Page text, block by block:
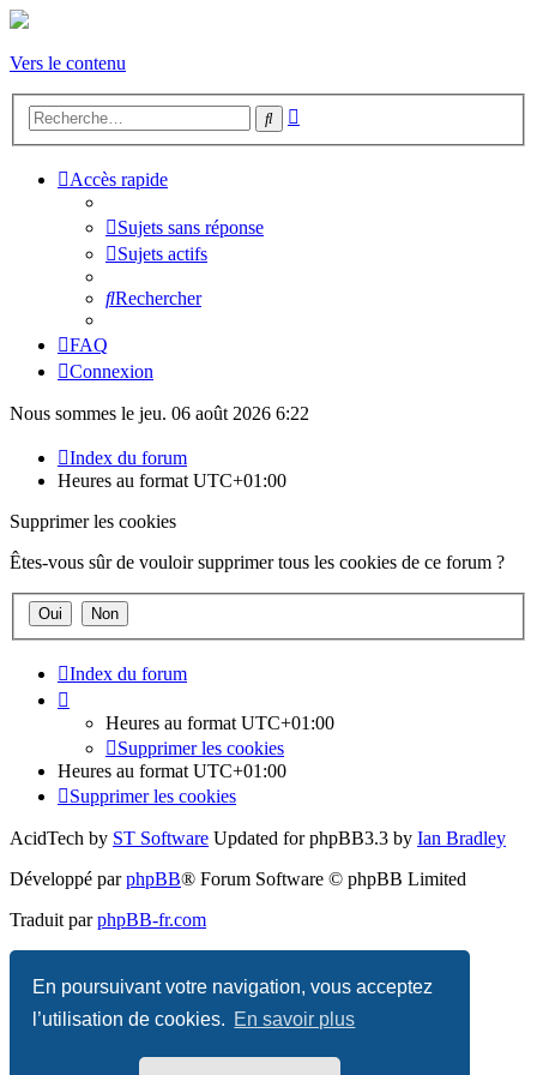
En poursuivant votre navigation, vous acceptez
l’utilisation de cookies. En savoir plus
Vers le contenu
Rechercher
Accès rapide
Sujets sans réponse
Sujets actifs
Rechercher
FAQ
Connexion
Nous sommes le jeu. 06 août 2026 6:22
Index du forum
Heures au format UTC+01:00
Supprimer les cookies
Êtes-vous sûr de vouloir supprimer tous les cookies de ce forum ?
Index du forum
Heures au format UTC+01:00
Supprimer les cookies
Heures au format UTC+01:00
Supprimer les cookies
AcidTech by ST Software Updated for phpBB3.3 by Ian Bradley
Développé parphpBB® Forum Software © phpBB Limited
Traduit parphpBB-fr.com
Confidentialité